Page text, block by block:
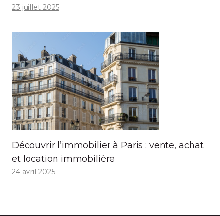
23 juillet 2025
Découvrir l’immobilier à Paris : vente, achat
et location immobilière
24 avril 2025